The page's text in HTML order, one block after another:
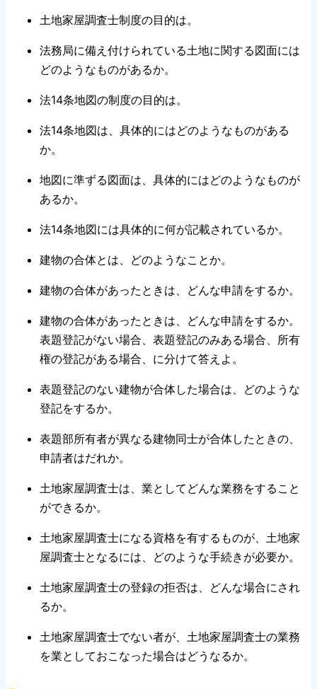
土地家屋調査士制度の目的は。
法務局に備え付けられている土地に関する図面には
どのようなものがあるか。
法14条地図の制度の目的は。
法14条地図は、具体的にはどのようなものがある
か。
地図に準ずる図面は、具体的にはどのようなものが
あるか。
法14条地図には具体的に何が記載されているか。
建物の合体とは、どのようなことか。
建物の合体があったときは、どんな申請をするか。
建物の合体があったときは、どんな申請をするか。
表題登記がない場合、表題登記のみある場合、所有
権の登記がある場合、に分けて答えよ。
表題登記のない建物が合体した場合は、どのような
登記をするか。
表題部所有者が異なる建物同士が合体したときの、
申請者はだれか。
土地家屋調査士は、業としてどんな業務をすること
ができるか。
土地家屋調査士になる資格を有するものが、土地家
屋調査士となるには、どのような手続きが必要か。
土地家屋調査士の登録の拒否は、どんな場合にされ
るか。
土地家屋調査士でない者が、土地家屋調査士の業務
を業としておこなった場合はどうなるか。